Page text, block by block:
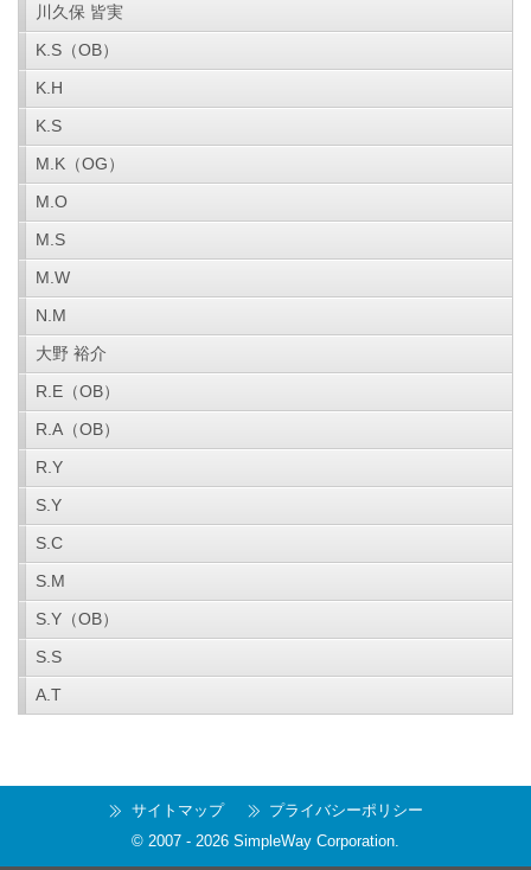
川久保 皆実
K.S（OB）
K.H
K.S
M.K（OG）
M.O
M.S
M.W
N.M
大野 裕介
R.E（OB）
R.A（OB）
R.Y
S.Y
S.C
S.M
S.Y（OB）
S.S
A.T
サイトマップ
プライバシーポリシー
© 2007 - 2026 SimpleWay Corporation.